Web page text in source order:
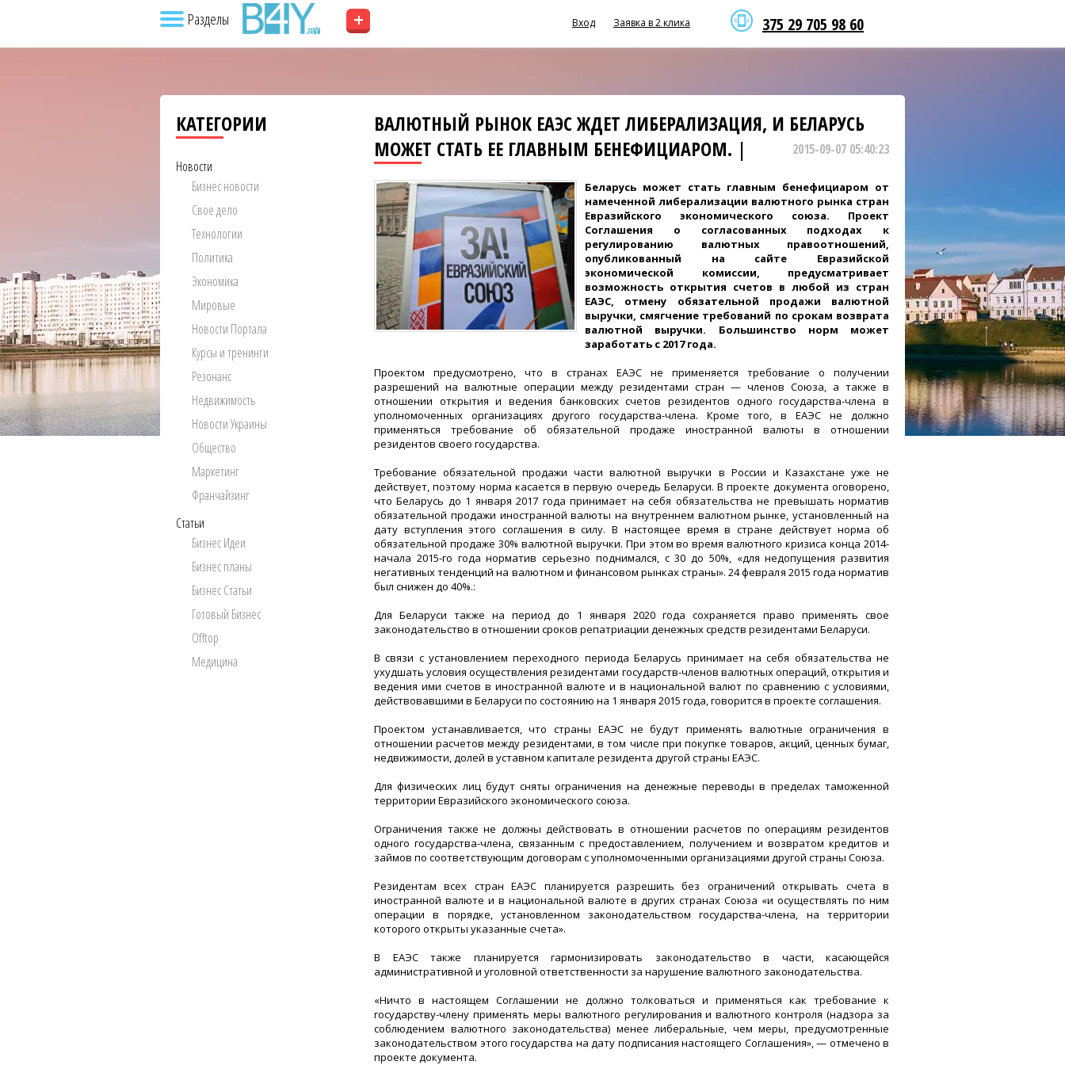
Разделы + 375 29 705 98 60
Вход Заявка в 2 клика
КАТЕГОРИИ
Новости
Бизнес новости
Свое дело
Технологии
Политика
Экономика
Мировые
Новости Портала
Курсы и тренинги
Резонанс
Недвижимость
Новости Украины
Общество
Маркетинг
Франчайзинг
Статьи
Бизнес Идеи
Бизнес планы
Бизнес Статьи
Готовый Бизнес
Offtop
Медицина
ВАЛЮТНЫЙ РЫНОК ЕАЭС ЖДЕТ ЛИБЕРАЛИЗАЦИЯ, И БЕЛАРУСЬ
МОЖЕТ СТАТЬ ЕЕ ГЛАВНЫМ БЕНЕФИЦИАРОМ. |
2015-09-07 05:40:23
Беларусь может стать главным бенефициаром от
намеченной либерализации валютного рынка стран
Евразийского экономического союза. Проект
Соглашения о согласованных подходах к
регулированию валютных правоотношений,
опубликованный на сайте Евразийской
экономической комиссии, предусматривает
возможность открытия счетов в любой из стран
ЕАЭС, отмену обязательной продажи валютной
выручки, смягчение требований по срокам возврата
валютной выручки. Большинство норм может
заработать с 2017 года.
Проектом предусмотрено, что в странах ЕАЭС не применяется требование о получении
разрешений на валютные операции между резидентами стран — членов Союза, а также в
отношении открытия и ведения банковских счетов резидентов одного государства-члена в
уполномоченных организациях другого государства-члена. Кроме того, в ЕАЭС не должно
применяться требование об обязательной продаже иностранной валюты в отношении
резидентов своего государства.
Требование обязательной продажи части валютной выручки в России и Казахстане уже не
действует, поэтому норма касается в первую очередь Беларуси. В проекте документа оговорено,
что Беларусь до 1 января 2017 года принимает на себя обязательства не превышать норматив
обязательной продажи иностранной валюты на внутреннем валютном рынке, установленный на
дату вступления этого соглашения в силу. В настоящее время в стране действует норма об
обязательной продаже 30% валютной выручки. При этом во время валютного кризиса конца 2014-
начала 2015-го года норматив серьезно поднимался, с 30 до 50%, «для недопущения развития
негативных тенденций на валютном и финансовом рынках страны». 24 февраля 2015 года норматив
был снижен до 40%.:
Для Беларуси также на период до 1 января 2020 года сохраняется право применять свое
законодательство в отношении сроков репатриации денежных средств резидентами Беларуси.
В связи с установлением переходного периода Беларусь принимает на себя обязательства не
ухудшать условия осуществления резидентами государств-членов валютных операций, открытия и
ведения ими счетов в иностранной валюте и в национальной валют по сравнению с условиями,
действовавшими в Беларуси по состоянию на 1 января 2015 года, говорится в проекте соглашения.
Проектом устанавливается, что страны ЕАЭС не будут применять валютные ограничения в
отношении расчетов между резидентами, в том числе при покупке товаров, акций, ценных бумаг,
недвижимости, долей в уставном капитале резидента другой страны ЕАЭС.
Для физических лиц будут сняты ограничения на денежные переводы в пределах таможенной
территории Евразийского экономического союза.
Ограничения также не должны действовать в отношении расчетов по операциям резидентов
одного государства-члена, связанным с предоставлением, получением и возвратом кредитов и
займов по соответствующим договорам с уполномоченными организациями другой страны Союза.
Резидентам всех стран ЕАЭС планируется разрешить без ограничений открывать счета в
иностранной валюте и в национальной валюте в других странах Союза «и осуществлять по ним
операции в порядке, установленном законодательством государства-члена, на территории
которого открыты указанные счета».
В ЕАЭС также планируется гармонизировать законодательство в части, касающейся
административной и уголовной ответственности за нарушение валютного законодательства.
«Ничто в настоящем Соглашении не должно толковаться и применяться как требование к
государству-члену применять меры валютного регулирования и валютного контроля (надзора за
соблюдением валютного законодательства) менее либеральные, чем меры, предусмотренные
законодательством этого государства на дату подписания настоящего Соглашения», — отмечено в
проекте документа.